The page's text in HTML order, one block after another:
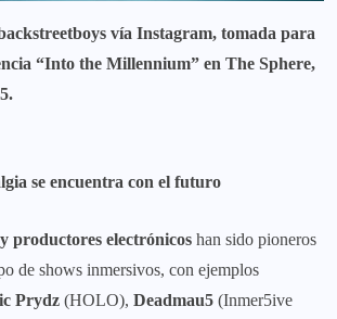
vía Instagram, tomada para
“Into the Millennium” en The Sphere,
se encuentra con el futuro
productores electrónicos han sido pioneros
de shows inmersivos, con ejemplos
Prydz (HOLO), Deadmau5 (Inmer5ive